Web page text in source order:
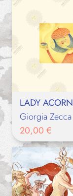
LADY ACORN
Giorgia Zecca
20,00 €